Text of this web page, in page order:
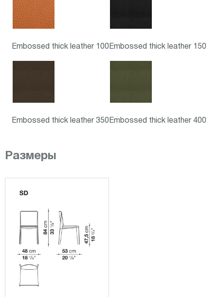
Embossed thick leather 100 Embossed thick leather 150
Embossed thick leather 350 Embossed thick leather 400
Размеры